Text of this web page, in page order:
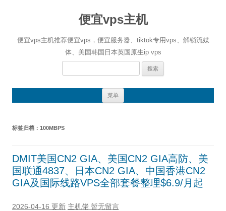
便宜vps主机
便宜vps主机推荐便宜vps，便宜服务器、tiktok专用vps、解锁流媒
体、美国韩国日本英国原生ip vps
搜
菜单
标签归档： 100MBPS
DMIT美国CN2 GIA、美国CN2 GIA高防、美
国联通4837、日本CN2 GIA、中国香港CN2
GIA及国际线路VPS全部套餐整理$6.9/月起
2026-04-16 更新 主机佬 暂无留言